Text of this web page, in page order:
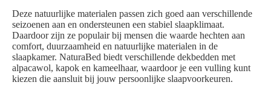
Deze natuurlijke materialen passen zich goed aan verschillende
seizoenen aan en ondersteunen een stabiel slaapklimaat.
Daardoor zijn ze populair bij mensen die waarde hechten aan
comfort, duurzaamheid en natuurlijke materialen in de
slaapkamer. NaturaBed biedt verschillende dekbedden met
alpacawol, kapok en kameelhaar, waardoor je een vulling kunt
kiezen die aansluit bij jouw persoonlijke slaapvoorkeuren.